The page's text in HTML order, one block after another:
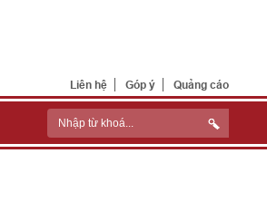
Liên hệ Góp ý Quảng cáo